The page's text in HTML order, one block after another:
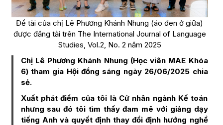
Đề tài của chị Lê Phương Khánh Nhung (áo đen ở giữa)
được đăng tải trên The International Journal of Language
Studies, Vol.2, No. 2 năm 2025
Chị Lê Phương Khánh Nhung (Học viên MAE Khóa
6) tham gia Hội đồng sáng ngày 26/06/2025 chia
sẻ.
Xuất phát điểm của tôi là Cử nhân ngành Kế toán
nhưng sau đó tôi tìm thấy đam mê với giảng dạy
tiếng Anh và quyết định thay đổi định hướng nghề